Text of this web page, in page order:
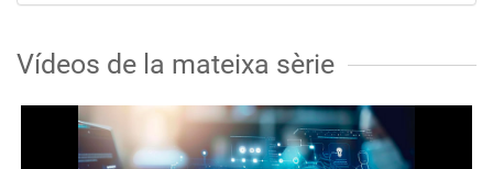
Vídeos de la mateixa sèrie